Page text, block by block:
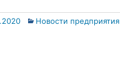
Новости предприятия